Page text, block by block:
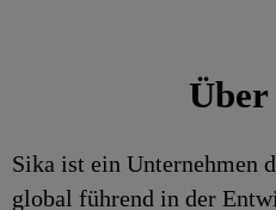
Über
Sika ist ein Unternehmen
global führend in der